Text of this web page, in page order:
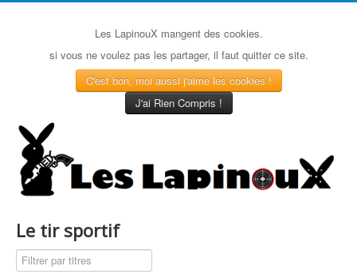
Les LapinouX mangent des cookies.
si vous ne voulez pas les partager, il faut quitter ce site.
C'est bon, moi aussi j'aime les cookies !
J'ai Rien Compris !
Le tir sportif
Filtrer par titres